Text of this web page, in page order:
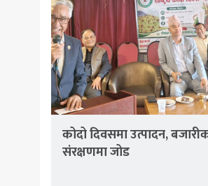
कोदो दिवसमा उत्पादन,
संरक्षणमा जोड